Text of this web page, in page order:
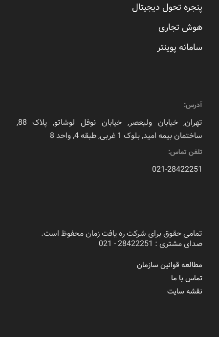
پنجره تحول دیجیتال
هوش تجاری
سامانه پوینتر
آدرس:
تهران, خیابان ولیعصر, خیابان نوفل لوشاتو, پلاک 88,
ساختمان بیمه امید, بلوک 1 غربی, طبقه 4, واحد 8
تلفن تماس:
021-28422251
تمامی حقوق برای شرکت ره یافت زمان محفوظ است.
صدای مشتری : 28422251 - 021
مطالعه قوانین سازمان
تماس با ما
نقشه سایت